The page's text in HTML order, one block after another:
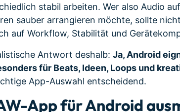
stabil arbeiten. Wer also Audio
sauber arrangieren möchte, sollte
auf Workflow, Stabilität und
Antwort deshalb: Ja, Android
für Beats, Ideen, Loops und
App-Auswahl entscheidend.
App für Android